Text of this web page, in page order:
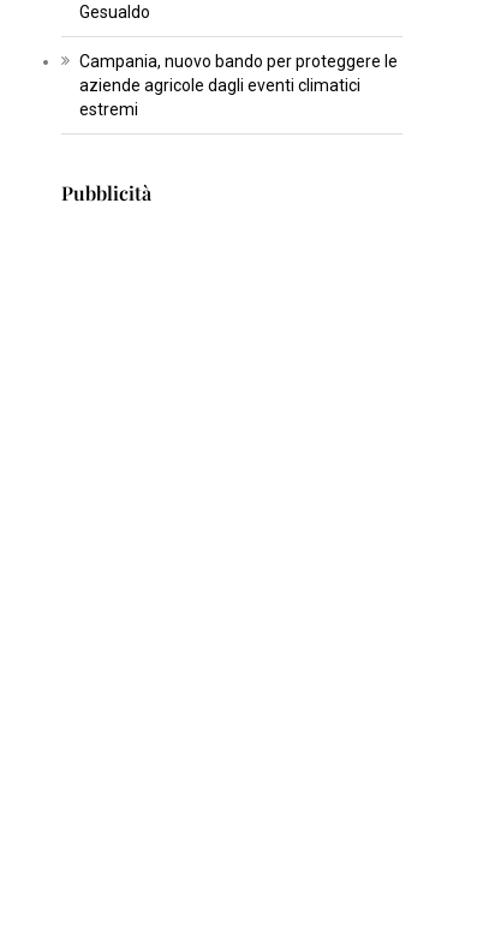
R
I
N
E
Gesualdo
Campania, nuovo bando per proteggere le
aziende agricole dagli eventi climatici
estremi
Pubblicità